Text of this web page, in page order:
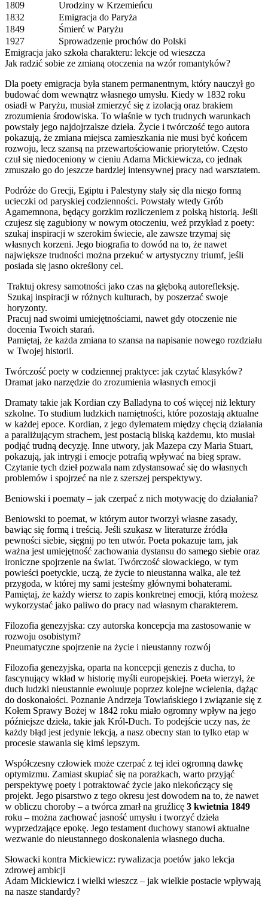
1809
Urodziny w Krzemieńcu
1832
Emigracja do Paryża
1849
Śmierć w Paryżu
1927
Sprowadzenie prochów do Polski
Emigracja jako szkoła charakteru: lekcje od wieszcza
Jak radzić sobie ze zmianą otoczenia na wzór romantyków?
Dla poety emigracja była stanem permanentnym, który nauczył go
budować dom wewnątrz własnego umysłu. Kiedy w 1832 roku
osiadł w Paryżu, musiał zmierzyć się z izolacją oraz brakiem
zrozumienia środowiska. To właśnie w tych trudnych warunkach
powstały jego najdojrzalsze dzieła. Życie i twórczość tego autora
pokazują, że zmiana miejsca zamieszkania nie musi być końcem
rozwoju, lecz szansą na przewartościowanie priorytetów. Często
czuł się niedoceniony w cieniu Adama Mickiewicza, co jednak
zmuszało go do jeszcze bardziej intensywnej pracy nad warsztatem.
Podróże do Grecji, Egiptu i Palestyny stały się dla niego formą
ucieczki od paryskiej codzienności. Powstały wtedy Grób
Agamemnona, będący gorzkim rozliczeniem z polską historią. Jeśli
czujesz się zagubiony w nowym otoczeniu, weź przykład z poety:
szukaj inspiracji w szerokim świecie, ale zawsze trzymaj się
własnych korzeni. Jego biografia to dowód na to, że nawet
największe trudności można przekuć w artystyczny triumf, jeśli
posiada się jasno określony cel.
Traktuj okresy samotności jako czas na głęboką autorefleksję.
Szukaj inspiracji w różnych kulturach, by poszerzać swoje
horyzonty.
Pracuj nad swoimi umiejętnościami, nawet gdy otoczenie nie
docenia Twoich starań.
Pamiętaj, że każda zmiana to szansa na napisanie nowego rozdziału
w Twojej historii.
Twórczość poety w codziennej praktyce: jak czytać klasyków?
Dramat jako narzędzie do zrozumienia własnych emocji
Dramaty takie jak Kordian czy Balladyna to coś więcej niż lektury
szkolne. To studium ludzkich namiętności, które pozostają aktualne
w każdej epoce. Kordian, z jego dylematem między chęcią działania
a paraliżującym strachem, jest postacią bliską każdemu, kto musiał
podjąć trudną decyzję. Inne utwory, jak Mazepa czy Maria Stuart,
pokazują, jak intrygi i emocje potrafią wpływać na bieg spraw.
Czytanie tych dzieł pozwala nam zdystansować się do własnych
problemów i spojrzeć na nie z szerszej perspektywy.
Beniowski i poematy – jak czerpać z nich motywację do działania?
Beniowski to poemat, w którym autor tworzył własne zasady,
bawiąc się formą i treścią. Jeśli szukasz w literaturze źródła
pewności siebie, sięgnij po ten utwór. Poeta pokazuje tam, jak
ważna jest umiejętność zachowania dystansu do samego siebie oraz
ironiczne spojrzenie na świat. Twórczość słowackiego, w tym
powieści poetyckie, uczą, że życie to nieustanna walka, ale też
przygoda, w której my sami jesteśmy głównymi bohaterami.
Pamiętaj, że każdy wiersz to zapis konkretnej emocji, którą możesz
wykorzystać jako paliwo do pracy nad własnym charakterem.
Filozofia genezyjska: czy autorska koncepcja ma zastosowanie w
rozwoju osobistym?
Pneumatyczne spojrzenie na życie i nieustanny rozwój
Filozofia genezyjska, oparta na koncepcji genezis z ducha, to
fascynujący wkład w historię myśli europejskiej. Poeta wierzył, że
duch ludzki nieustannie ewoluuje poprzez kolejne wcielenia, dążąc
do doskonałości. Poznanie Andrzeja Towiańskiego i związanie się z
Kołem Sprawy Bożej w 1842 roku miało ogromny wpływ na jego
późniejsze dzieła, takie jak Król-Duch. To podejście uczy nas, że
każdy błąd jest jedynie lekcją, a nasz obecny stan to tylko etap w
procesie stawania się kimś lepszym.
Współczesny człowiek może czerpać z tej idei ogromną dawkę
optymizmu. Zamiast skupiać się na porażkach, warto przyjąć
perspektywę poety i potraktować życie jako niekończący się
projekt. Jego pisarstwo z tego okresu jest dowodem na to, że nawet
w obliczu choroby – a twórca zmarł na gruźlicę 3 kwietnia 1849
roku – można zachować jasność umysłu i tworzyć dzieła
wyprzedzające epokę. Jego testament duchowy stanowi aktualne
wezwanie do nieustannego doskonalenia własnego ducha.
Słowacki kontra Mickiewicz: rywalizacja poetów jako lekcja
zdrowej ambicji
Adam Mickiewicz i wielki wieszcz – jak wielkie postacie wpływają
na nasze standardy?